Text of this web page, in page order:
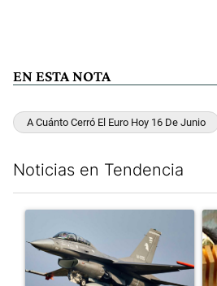
EN ESTA NOTA
A Cuánto Cerró El Euro Hoy 16 De Junio
Noticias en Tendencia
Un artículo de tendencia con el